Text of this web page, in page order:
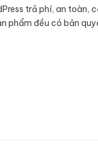
trả phí, an toàn,
phẩm đều có bản